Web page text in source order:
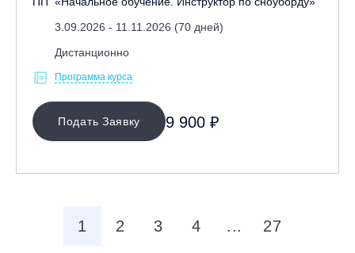
3.09.2026 - 11.11.2026 (70 дней)
Дистанционно
Программа курса
Подать Заявку 9 900 ₽
1 2 3 4 ... 27